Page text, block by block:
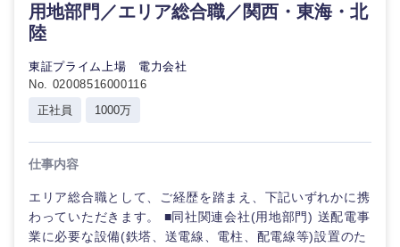
用地部門／エリア総合職／関西・東海・北
陸
東証プライム上場 電力会社
No. 02008516000116
正社員
1000万
仕事内容
エリア総合職として、ご経歴を踏まえ、下記いずれかに携
わっていただきます。 ■同社関連会社(用地部門) 送配電事
業に必要な設備(鉄塔、送電線、電柱、配電線等)設置のた